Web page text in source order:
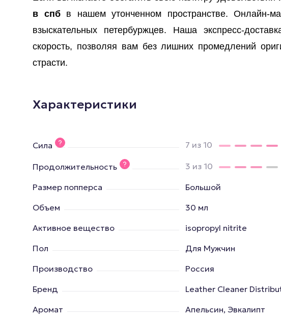
в спбв нашем утонченном пространстве. Онлайн-
взыскательных петербуржцев. Наша экспресс-
скорость, позволяя вам без лишних промедлений
страсти.
Характеристики
Сила 7 из 10
Продолжительность 3 из 10
Размер попперса
Большой
Объем
30 мл
Активное вещество
isopropyl nitrite
Пол
Для Мужчин
Производство
Россия
Бренд
Leather Cleaner
Аромат
Апельсин, Эвкалипт